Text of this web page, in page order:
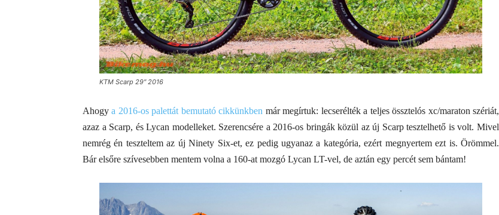
KTM Scarp 29″ 2016
Ahogya 2016-os palettát bemutató cikkünkben már megírtuk: lecserélték a teljes össztelós xc/maraton szériát,
azaz a Scarp, és Lycan modelleket. Szerencsére a 2016-os bringák közül az új Scarp tesztelhető is volt. Mivel
nemrég én teszteltem az új Ninety Six-et, ez pedig ugyanaz a kategória, ezért megnyertem ezt is. Örömmel.
Bár elsőre szívesebben mentem volna a 160-at mozgó Lycan LT-vel, de aztán egy percét sem bántam!